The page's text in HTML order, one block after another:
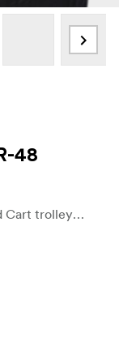
48
Protecting cover for Orca OR-48 Sound Cart trolley bag